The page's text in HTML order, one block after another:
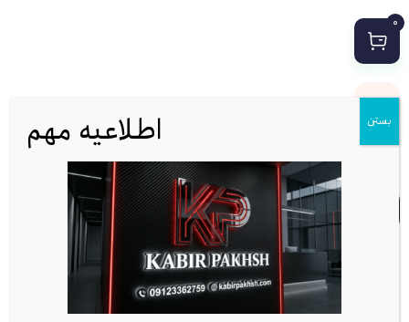
0
اطلاعیه مهم بستن